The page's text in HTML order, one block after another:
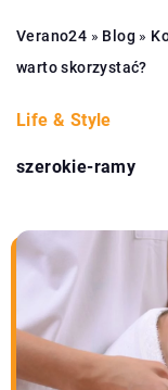
Verano24 » Blog »
warto skorzystać?
Life & Style
szerokie-ramy